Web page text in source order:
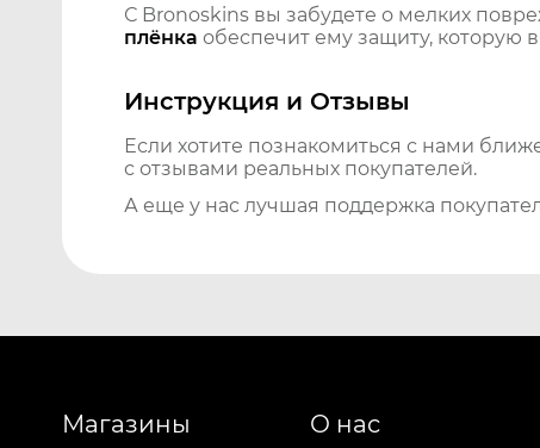
С Bronoskins вы забудете о мелких
плёнка обеспечит ему защиту, которую
Инструкция и Отзывы
Если хотите познакомиться с нами
с отзывами реальных покупателей.
А еще у нас лучшая поддержка
Магазины О нас